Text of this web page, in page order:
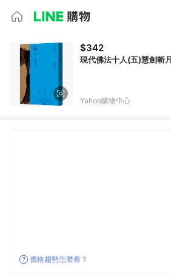
$342
現代佛法十人(五)慧劍斬
Yahoo購物中心
價格趨勢怎麼看？